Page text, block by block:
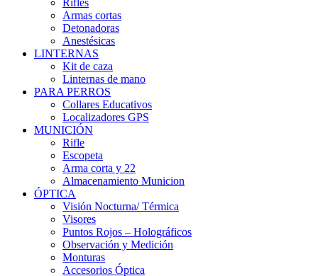
Armas cortas
Detonadoras
Anestésicas
LINTERNAS
Kit de caza
Linternas de mano
PARA PERROS
Collares Educativos
Localizadores GPS
MUNICIÓN
Rifle
Escopeta
Arma corta y 22
Almacenamiento Municion
ÓPTICA
Visión Nocturna/ Térmica
Visores
Puntos Rojos – Holográficos
Observación y Medición
Monturas
Accesorios Óptica